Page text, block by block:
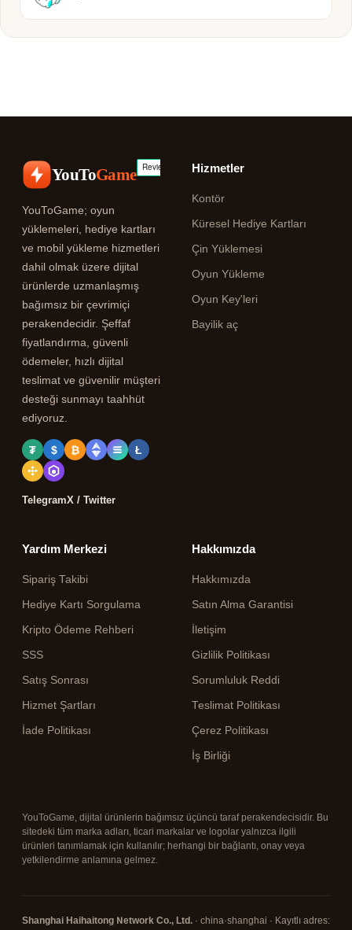
YouToGame
YouToGame; oyun
yüklemeleri, hediye kartları
ve mobil yükleme hizmetleri
dahil olmak üzere dijital
ürünlerde uzmanlaşmış
bağımsız bir çevrimiçi
perakendecidir. Şeffaf
fiyatlandırma, güvenli
ödemeler, hızlı dijital
teslimat ve güvenilir müşteri
desteği sunmayı taahhüt
ediyoruz.
₮ $ ₿ Ł
TelegramX / Twitter
Hizmetler
Kontör
Küresel Hediye Kartları
Çin Yüklemesi
Oyun Yükleme
Oyun Key'leri
Bayilik aç
Yardım Merkezi
Sipariş Takibi
Hediye Kartı Sorgulama
Kripto Ödeme Rehberi
SSS
Satış Sonrası
Hizmet Şartları
İade Politikası
Hakkımızda
Hakkımızda
Satın Alma Garantisi
İletişim
Gizlilik Politikası
Sorumluluk Reddi
Teslimat Politikası
Çerez Politikası
İş Birliği
YouToGame, dijital ürünlerin bağımsız üçüncü taraf perakendecisidir. Bu
sitedeki tüm marka adları, ticari markalar ve logolar yalnızca ilgili
ürünleri tanımlamak için kullanılır; herhangi bir bağlantı, onay veya
yetkilendirme anlamına gelmez.
Shanghai Haihaitong Network Co., Ltd. · china·shanghai · Kayıtlı adres: